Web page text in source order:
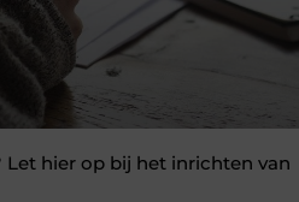
Let hier op bij het inrichten van